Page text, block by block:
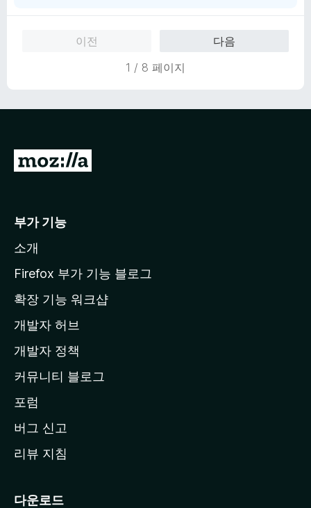
이전
다음
1 / 8 페이지
M
l
a
페
이
지
이
동
부가 기능
소개
Firefox 부가 기능 블로그
확장 기능 워크샵
개발자 허브
개발자 정책
커뮤니티 블로그
포럼
버그 신고
리뷰 지침
다운로드